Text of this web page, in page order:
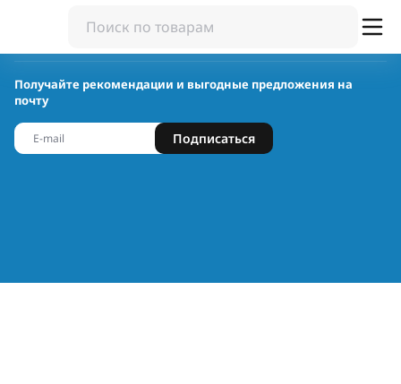
Получайте рекомендации и выгодные предложения на
почту
Подписаться